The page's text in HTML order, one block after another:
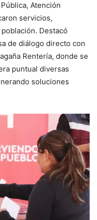
Atención
servicios,
Destacó
de diálogo directo con
Rentería, donde se
puntual diversas
soluciones